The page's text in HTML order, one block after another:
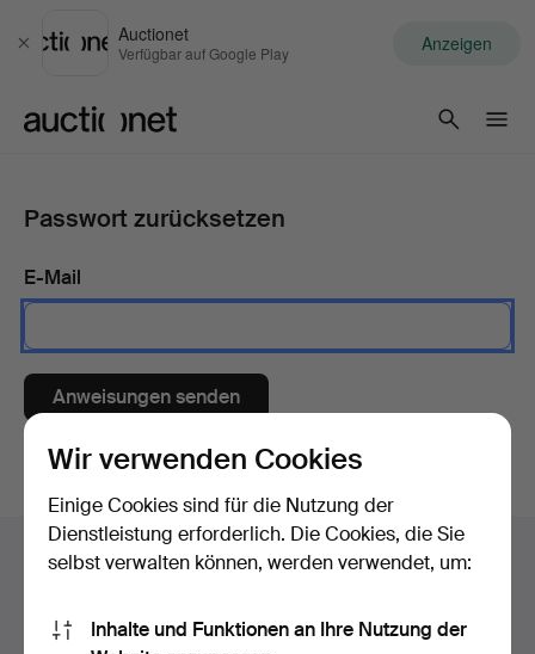
Schließen
Auctionet
Verfügbar auf Google Play Anzeigen
Passwort zurücksetzen
E-Mail
Anweisungen senden
Fußzeilen-
Navigation
Hilfe und Kontakt
Alle Auktionshäuser
Wir verwenden Cookies
Einige Cookies sind für die Nutzung der
Dienstleistung erforderlich. Die Cookies, die Sie
selbst verwalten können, werden verwendet, um:
Inhalte und Funktionen an Ihre Nutzung der